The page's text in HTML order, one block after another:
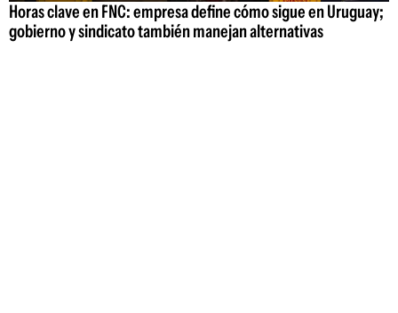
Horas clave en FNC: empresa define cómo sigue en Uruguay;
gobierno y sindicato también manejan alternativas